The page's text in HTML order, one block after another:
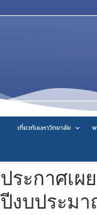
เกี่ยวกับมหาวิทยาลัย
ประกาศเ
ปีงบประม